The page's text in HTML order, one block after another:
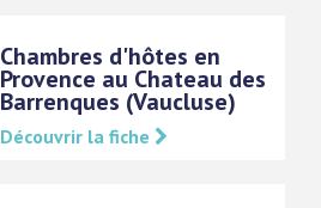
Chambres d'hôtes en
Provence au Chateau des
Barrenques (Vaucluse)
Découvrir la fiche